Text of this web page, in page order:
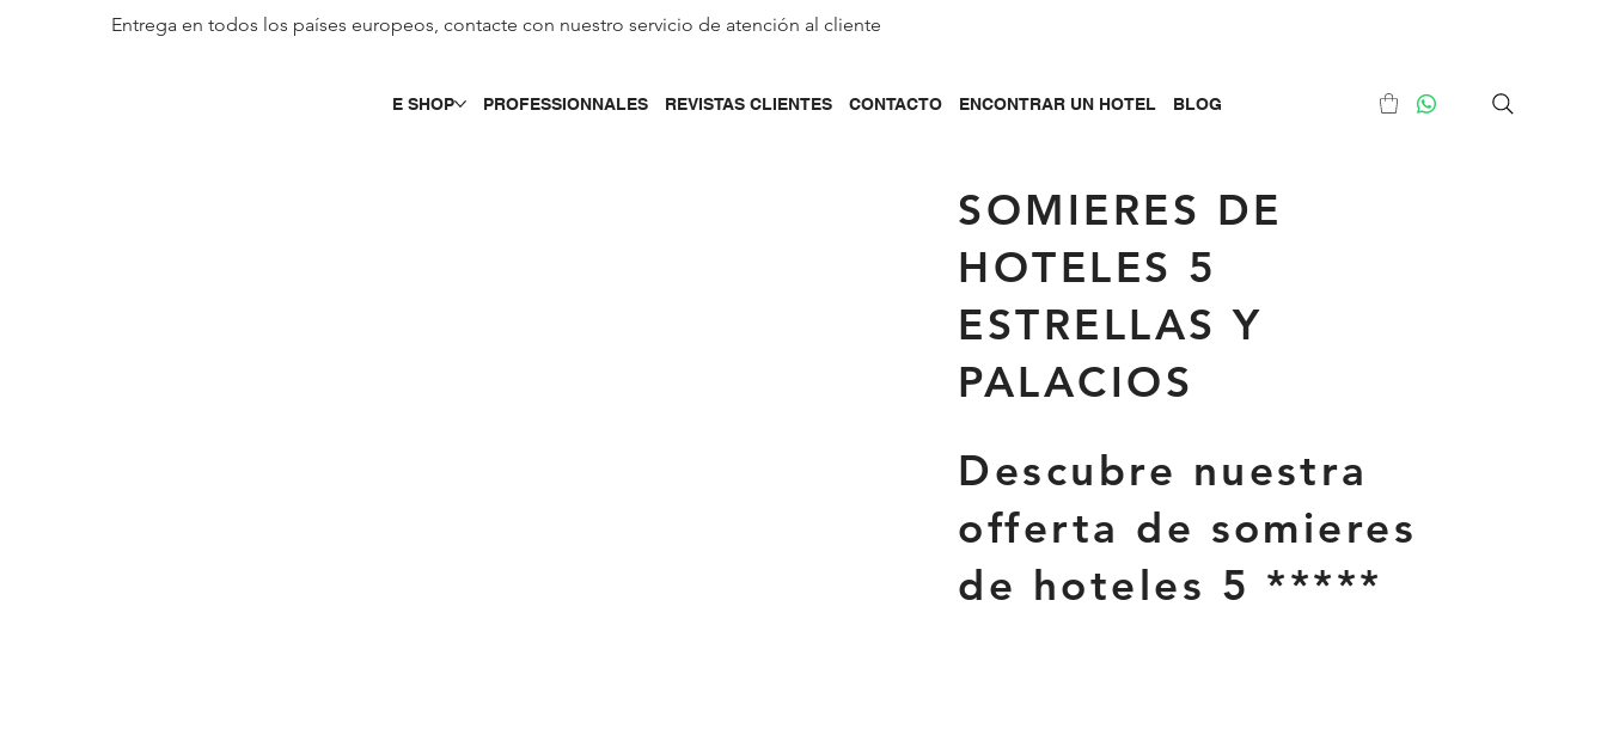
E SHOP PROFESSIONNALES REVISTAS CLIENTES CONTACTO ENCONTRAR UN HOTEL BLOG
Entrega en todos los países europeos, contacte con nuestro servicio de atención al cliente
SOMIERES DE
HOTELES 5
ESTRELLAS Y
PALACIOS
Descubre nuestra
offerta de somieres
de hoteles 5 *****